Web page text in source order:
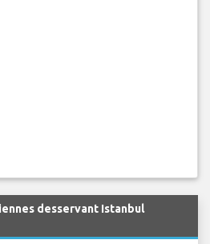
desservant Istanbul